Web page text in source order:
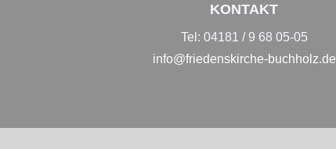
KONTAKT
Tel: 04181 / 9 68 05-05
info@friedenskirche-buchholz.de